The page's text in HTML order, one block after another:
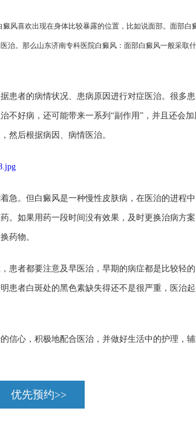
喜欢出现在身体比较暴露的位置，比如说面部。面部白
治。那么山东济南专科医院白癜风：面部白癜风一般采取
者的病情状况、患病原因进行对症医治。很多
不好病，还可能带来一系列“副作用”，并且还会加
然后根据病因、病情医治。
。但白癜风是一种慢性皮肤病，在医治的进程
。如果用药一段时间没有效果，及时更换治病方案
药物。
者都要注意及早医治，早期的病症都是比较轻的
患者白斑处的黑色素缺失得还不是很严重，医治
心，积极地配合医治，并做好生活中的护理，
优先预约>>